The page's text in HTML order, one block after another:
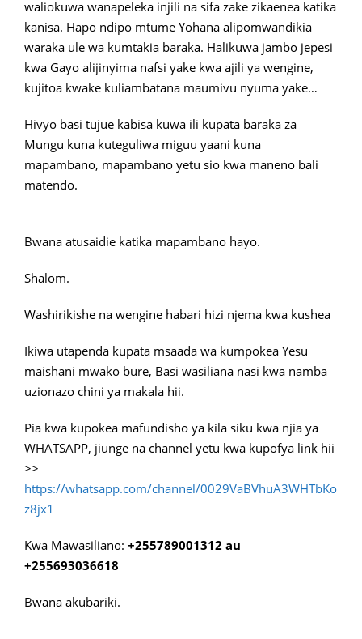
waliokuwa wanapeleka injili na sifa zake zikaenea katika
kanisa. Hapo ndipo mtume Yohana alipomwandikia
waraka ule wa kumtakia baraka. Halikuwa jambo jepesi
kwa Gayo alijinyima nafsi yake kwa ajili ya wengine,
kujitoa kwake kuliambatana maumivu nyuma yake…
Hivyo basi tujue kabisa kuwa ili kupata baraka za
Mungu kuna kuteguliwa miguu yaani kuna
mapambano, mapambano yetu sio kwa maneno bali
matendo.
Bwana atusaidie katika mapambano hayo.
Shalom.
Washirikishe na wengine habari hizi njema kwa kushea
Ikiwa utapenda kupata msaada wa kumpokea Yesu
maishani mwako bure, Basi wasiliana nasi kwa namba
uzionazo chini ya makala hii.
Pia kwa kupokea mafundisho ya kila siku kwa njia ya
WHATSAPP, jiunge na channel yetu kwa kupofya link hii
>>
https://whatsapp.com/channel/0029VaBVhuA3WHTbKo
z8jx1
Kwa Mawasiliano: +255789001312 au
+255693036618
Bwana akubariki.